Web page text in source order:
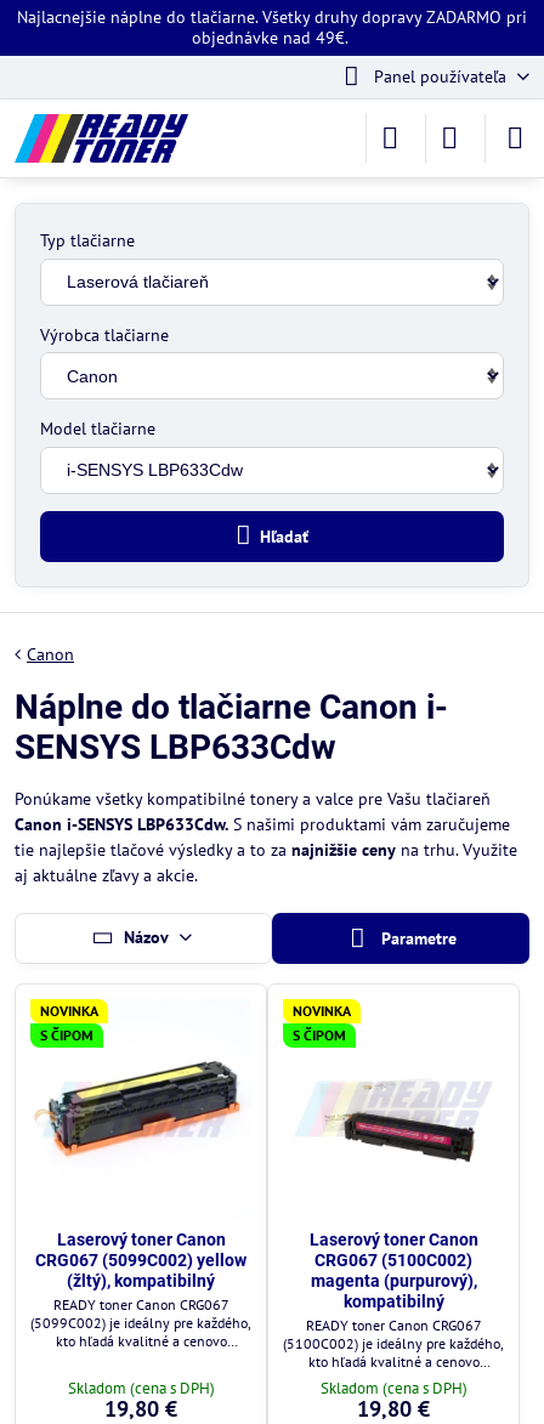
Najlacnejšie náplne do tlačiarne. Všetky druhy dopravy ZADARMO pri
objednávke nad 49€.
Panel používateľa
Typ tlačiarne
Výrobca tlačiarne
Model tlačiarne
Hľadať
Canon
Náplne do tlačiarne Canon i-
SENSYS LBP633Cdw
Ponúkame všetky kompatibilné tonery a valce pre Vašu tlačiareň
Canon i-SENSYS LBP633Cdw. S našimi produktami vám zaručujeme
tie najlepšie tlačové výsledky a to za najnižšie ceny na trhu. Využite
aj aktuálne zľavy a akcie.
Názov Parametre
NOVINKA
S ČIPOM
Laserový toner Canon
CRG067 (5099C002) yellow
(žltý), kompatibilný
READY toner Canon CRG067
(5099C002) je ideálny pre každého,
kto hľadá kvalitné a cenovo
Skladom (cena s DPH)
19,80 €
NOVINKA
S ČIPOM
Laserový toner Canon
CRG067 (5100C002)
magenta (purpurový),
kompatibilný
READY toner Canon CRG067
(5100C002) je ideálny pre každého,
kto hľadá kvalitné a cenovo
výhodné riešenie.
Skladom (cena s DPH)
19,80 €